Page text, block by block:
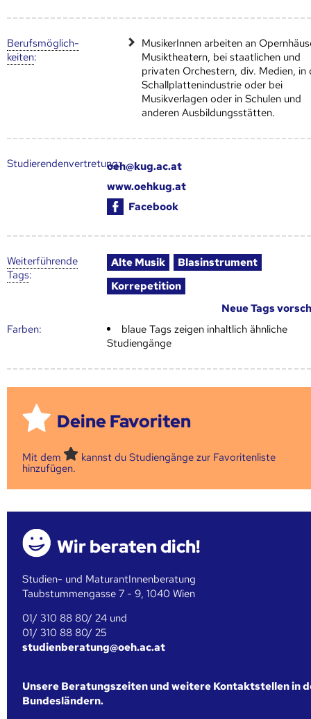
Berufs­möglich­
keiten:
MusikerInnen arbeiten an
Musiktheatern, bei staatlichen und
privaten Orchestern, div. Medien, in
Schallplattenindustrie oder bei
Musikverlagen oder in Schulen und
anderen Ausbildungsstätten.
Studierendenvertretung:oeh@kug.ac.at
www.oehkug.at
Facebook
Weiter­führende
Tags:
Alte Musik
Blasinstrument
Korrepetition
Neue Tags
Farben:
blaue Tags zeigen inhaltlich ähnliche
Studiengänge
Deine Favoriten
Mit dem
kannst du Studiengänge zur Favoritenliste
hinzufügen.
Wir beraten dich!
Studien- und MaturantInnenberatung
Taubstummengasse 7 - 9, 1040 Wien
01/ 310 88 80/ 24 und
01/ 310 88 80/ 25
studienberatung@oeh.ac.at
Unsere Beratungszeiten und weitere Kontaktstellen in
Bundesländern.